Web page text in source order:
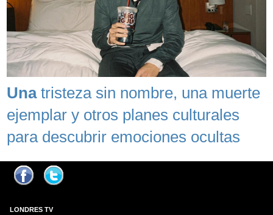
Unatristeza sin nombre, una muerte
ejemplar y otros planes culturales
para descubrir emociones ocultas
LONDRES TV